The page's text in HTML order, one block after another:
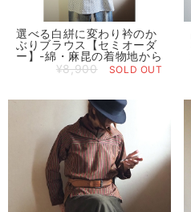
選べる白絣に変わり衿のか
ぶりブラウス【セミオーダ
ー】-綿・麻昆の着物地から
¥8,900
SOLD OUT